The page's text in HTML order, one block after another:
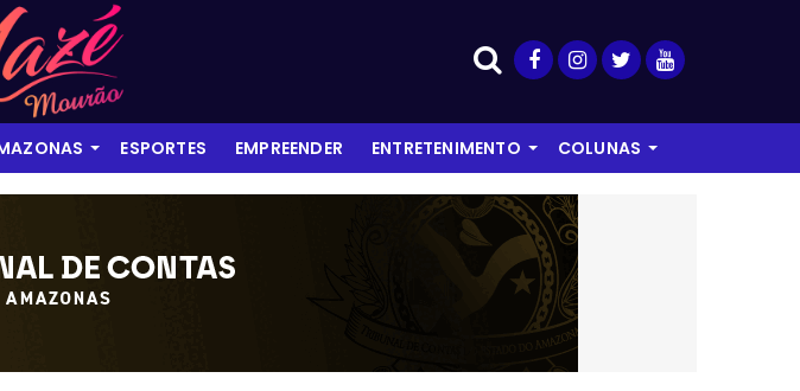
ESPORTES EMPREENDER ENTRETENIMENTO COLUNAS